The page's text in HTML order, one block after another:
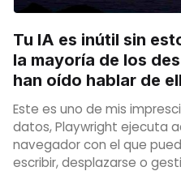
Tu IA es inútil sin
la mayoría de los
han oído hablar de
Este es uno de mis
datos, Playwright ejecuta
navegador con el que
escribir, desplazarse o